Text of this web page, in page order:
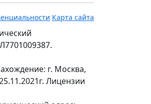
Карта сайта
г. Москва,
Лицензии